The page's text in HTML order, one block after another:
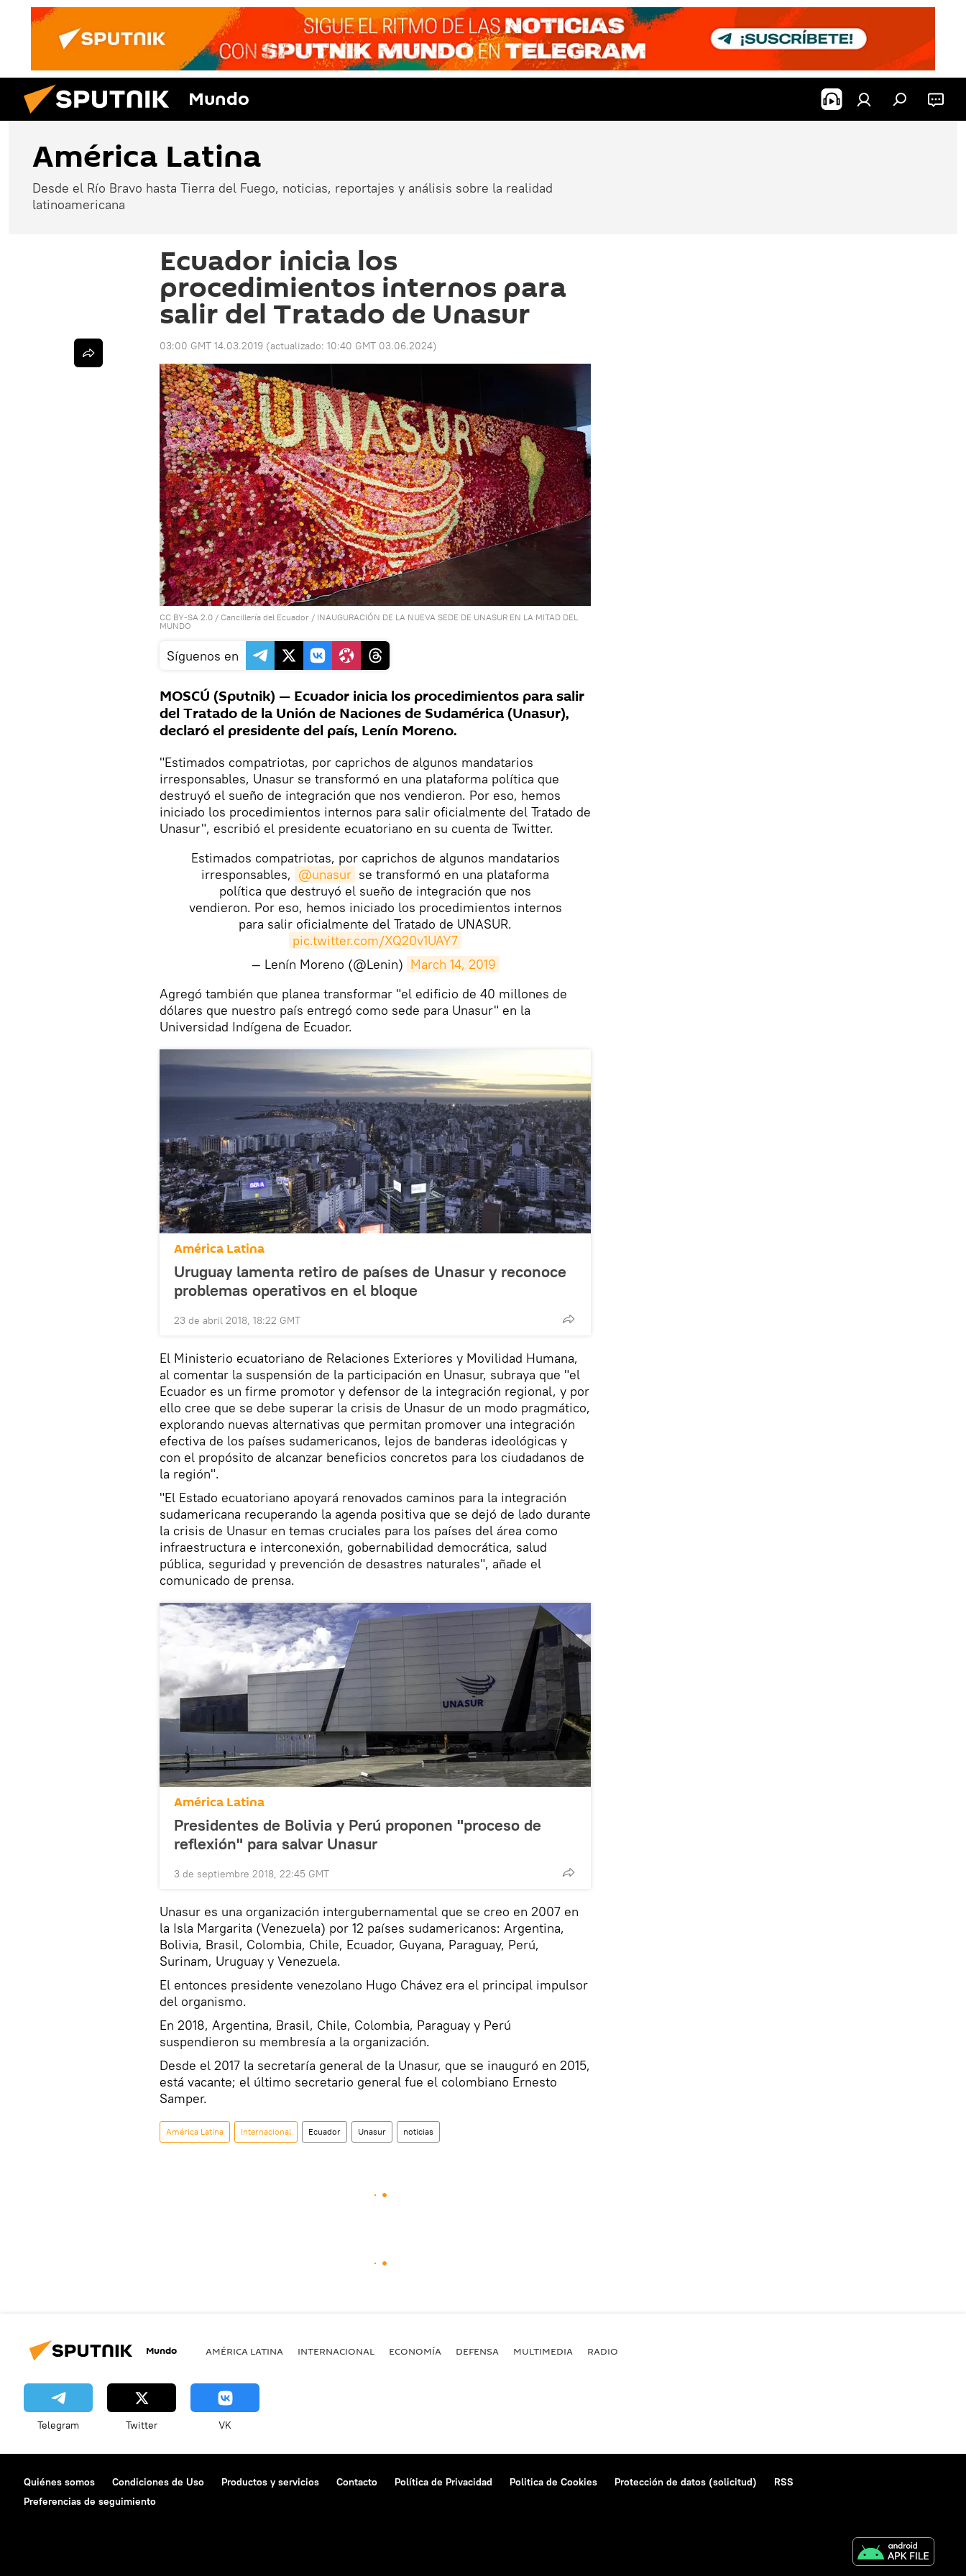
Mundo
América Latina
Desde el Río Bravo hasta Tierra del Fuego, noticias, reportajes y análisis sobre la realidad
latinoamericana
Ecuador inicia los
procedimientos internos para
salir del Tratado de Unasur
03:00 GMT 14.03.2019 (actualizado: 10:40 GMT 03.06.2024)
CC BY-SA 2.0 / Cancillería del Ecuador / INAUGURACIÓN DE LA NUEVA SEDE DE UNASUR EN LA MITAD DEL
MUNDO
Síguenos en
MOSCÚ (Sputnik) — Ecuador inicia los procedimientos para salir
del Tratado de la Unión de Naciones de Sudamérica (Unasur),
declaró el presidente del país, Lenín Moreno.
"Estimados compatriotas, por caprichos de algunos mandatarios
irresponsables, Unasur se transformó en una plataforma política que
destruyó el sueño de integración que nos vendieron. Por eso, hemos
iniciado los procedimientos internos para salir oficialmente del Tratado de
Unasur", escribió el presidente ecuatoriano en su cuenta de Twitter.
Estimados compatriotas, por caprichos de algunos mandatarios
irresponsables, @unasur se transformó en una plataforma
política que destruyó el sueño de integración que nos
vendieron. Por eso, hemos iniciado los procedimientos internos
para salir oficialmente del Tratado de UNASUR.
pic.twitter.com/XQ20v1UAY7
— Lenín Moreno (@Lenin) March 14, 2019
​Agregó también que planea transformar "el edificio de 40 millones de
dólares que nuestro país entregó como sede para Unasur" en la
Universidad Indígena de Ecuador.
América Latina
Uruguay lamenta retiro de países de Unasur y reconoce
problemas operativos en el bloque
23 de abril 2018, 18:22 GMT
El Ministerio ecuatoriano de Relaciones Exteriores y Movilidad Humana,
al comentar la suspensión de la participación en Unasur, subraya que "el
Ecuador es un firme promotor y defensor de la integración regional, y por
ello cree que se debe superar la crisis de Unasur de un modo pragmático,
explorando nuevas alternativas que permitan promover una integración
efectiva de los países sudamericanos, lejos de banderas ideológicas y
con el propósito de alcanzar beneficios concretos para los ciudadanos de
la región".
"El Estado ecuatoriano apoyará renovados caminos para la integración
sudamericana recuperando la agenda positiva que se dejó de lado durante
la crisis de Unasur en temas cruciales para los países del área como
infraestructura e interconexión, gobernabilidad democrática, salud
pública, seguridad y prevención de desastres naturales", añade el
comunicado de prensa.
América Latina
Presidentes de Bolivia y Perú proponen "proceso de
reflexión" para salvar Unasur
3 de septiembre 2018, 22:45 GMT
Unasur es una organización intergubernamental que se creo en 2007 en
la Isla Margarita (Venezuela) por 12 países sudamericanos: Argentina,
Bolivia, Brasil, Colombia, Chile, Ecuador, Guyana, Paraguay, Perú,
Surinam, Uruguay y Venezuela.
El entonces presidente venezolano Hugo Chávez era el principal impulsor
del organismo.
En 2018, Argentina, Brasil, Chile, Colombia, Paraguay y Perú
suspendieron su membresía a la organización.
Desde el 2017 la secretaría general de la Unasur, que se inauguró en 2015,
está vacante; el último secretario general fue el colombiano Ernesto
Samper.
América Latina Internacional Ecuador Unasur noticias
Mundo AMÉRICA LATINA INTERNACIONAL ECONOMÍA DEFENSA MULTIMEDIA RADIO
Telegram Twitter VK
Quiénes somos Condiciones de Uso Productos y servicios Contacto Política de Privacidad Politica de Cookies Protección de datos (solicitud)
RSS
Preferencias de seguimiento